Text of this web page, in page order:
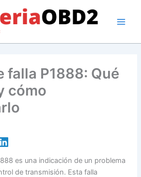
falla P1888: Qué
cómo
es una indicación de un problema
de transmisión. Esta falla